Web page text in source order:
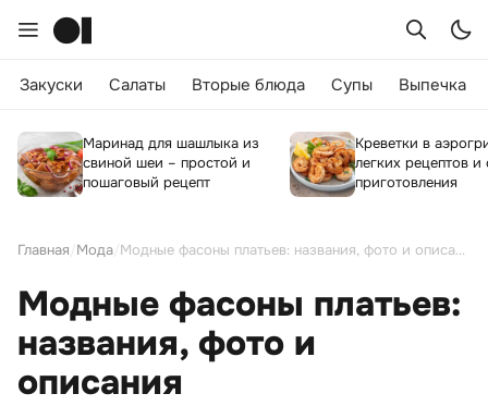
Закуски Салаты Вторые блюда Супы Выпечка
Маринад для шашлыка из
свиной шеи – простой и
пошаговый рецепт
Креветки в
легких рецептов и
приготовления
Главная Мода Модные фасоны платьев: названия, фото и описания
Модные фасоны платьев:
названия, фото и
описания